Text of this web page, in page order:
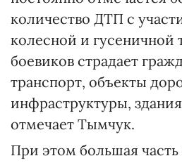
количество ДТП с
колесной и гусеничной
боевиков страдает
транспорт, объекты
инфраструктуры,
отмечает Тымчук.
При этом большая